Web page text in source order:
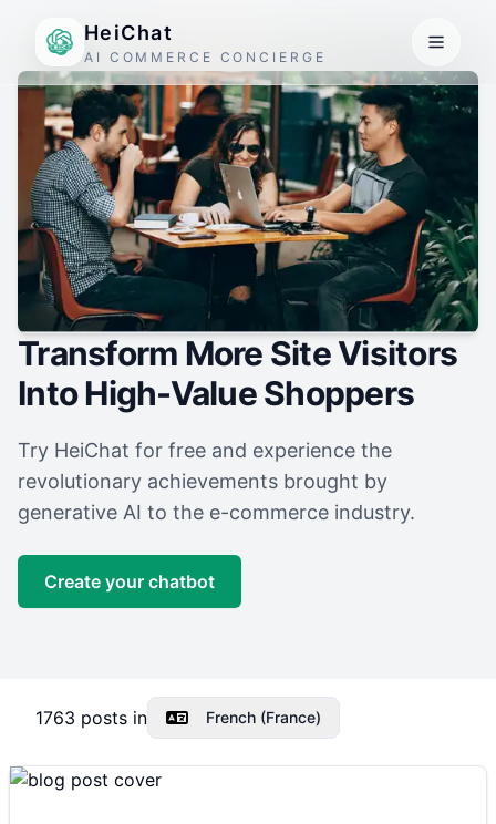
HeiChat
AI COMMERCE CONCIERGE
Transform More Site Visitors
Into High-Value Shoppers
Try HeiChat for free and experience the
revolutionary achievements brought by
generative AI to the e-commerce industry.
Create your chatbot
1763 posts in French (France)